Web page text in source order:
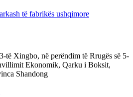
të fabrikës ushqimore
të Xingbo, në perëndim të Rrugës së 5-
Ekonomik, Qarku i Boksit,
Shandong